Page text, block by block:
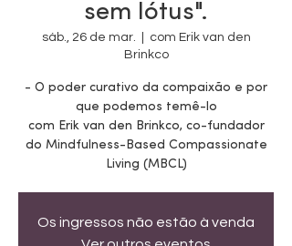
sem lótus".
sáb., 26 de mar.
com Erik van den
Brinkco
- O poder curativo da compaixão e por
que podemos temê-lo
com Erik van den Brinkco, co-fundador
do Mindfulness-Based Compassionate
Living (MBCL)
Os ingressos não estão à venda